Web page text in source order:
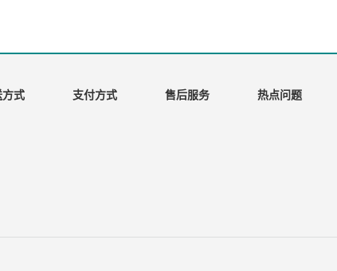
式 支付方式 售后服务 热点问题